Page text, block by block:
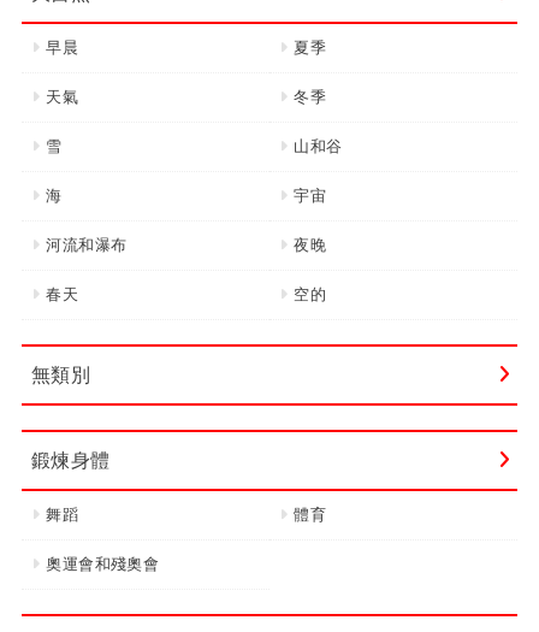
早晨 夏季
天氣 冬季
雪 山和谷
海 宇宙
河流和瀑布 夜晚
春天 空的
無類別
鍛煉身體
舞蹈 體育
奧運會和殘奧會